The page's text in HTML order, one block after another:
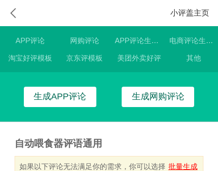
小评盖主页
APP评论 网购评论 APP评论生成器 电商评论生成器
淘宝好评模板 京东评模板 美团外卖好评 其他
生成APP评论 生成网购评论
自动喂食器评语通用
如果以下评论无法满足你的需求，你可以选择 批量生成